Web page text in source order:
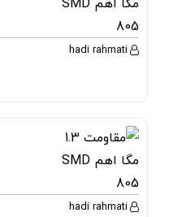
hadi rahmati
hadi rahmati